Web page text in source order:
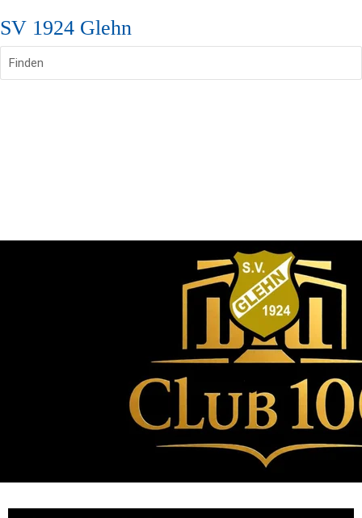
SV 1924 Glehn
Finden